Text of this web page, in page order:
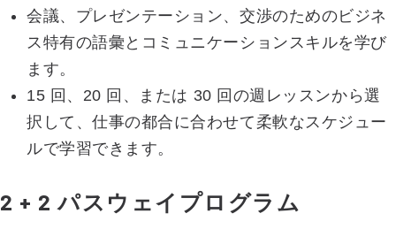
会議、プレゼンテーション、交渉のためのビジネ
ス特有の語彙とコミュニケーションスキルを学び
ます。
15 回、20 回、または 30 回の週レッスンから選
択して、仕事の都合に合わせて柔軟なスケジュー
ルで学習できます。
2 + 2 パスウェイプログラム